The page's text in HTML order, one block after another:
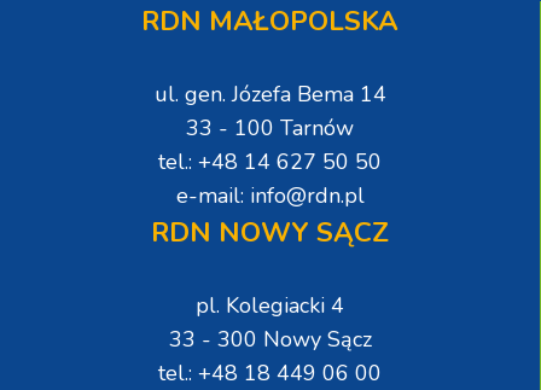
RDN MAŁOPOLSKA
ul. gen. Józefa Bema 14
33 - 100 Tarnów
tel.: +48 14 627 50 50
e-mail: info@rdn.pl
RDN NOWY SĄCZ
pl. Kolegiacki 4
33 - 300 Nowy Sącz
tel.: +48 18 449 06 00